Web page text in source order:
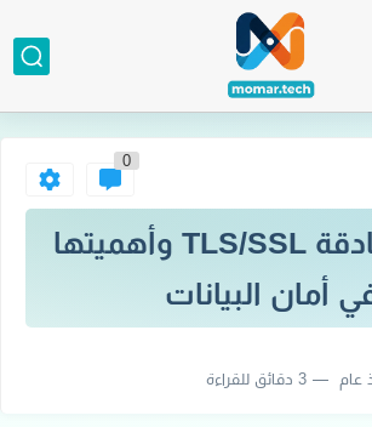
0
فهم مصادقة TLS/SSL وأهميتها
أمان البيانات
عام 3 دقائق للقراءة